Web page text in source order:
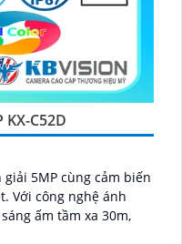
KX-C52D
giải 5MP cùng cảm biến
ấm tầm xa 30m,